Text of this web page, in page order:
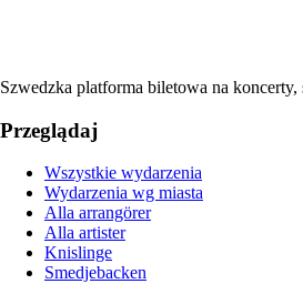
Szwedzka platforma biletowa na
Przeglądaj
Wszystkie wydarzenia
Wydarzenia wg miasta
Alla arrangörer
Alla artister
Knislinge
Smedjebacken